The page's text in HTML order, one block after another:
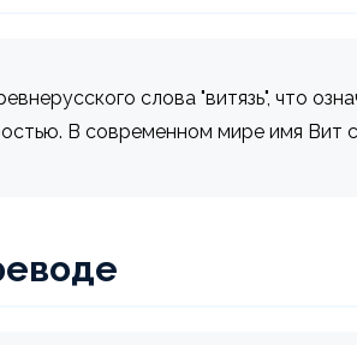
слова "витязь", что
В современном мире имя Вит